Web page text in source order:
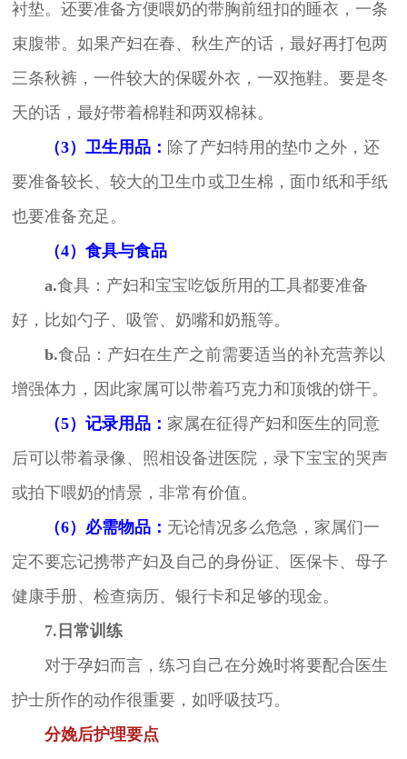
衬垫。还要准备方便喂奶的带胸前纽扣的睡衣，一条
束腹带。如果产妇在春、秋生产的话，最好再打包两
三条秋裤，一件较大的保暖外衣，一双拖鞋。要是冬
天的话，最好带着棉鞋和两双棉袜。
（3）卫生用品： 除了产妇特用的垫巾之外，还
要准备较长、较大的卫生巾或卫生棉，面巾纸和手纸
也要准备充足。
（4）食具与食品
a.食具：产妇和宝宝吃饭所用的工具都要准备
好，比如勺子、吸管、奶嘴和奶瓶等。
b.食品：产妇在生产之前需要适当的补充营养以
增强体力，因此家属可以带着巧克力和顶饿的饼干。
（5）记录用品： 家属在征得产妇和医生的同意
后可以带着录像、照相设备进医院，录下宝宝的哭声
或拍下喂奶的情景，非常有价值。
（6）必需物品： 无论情况多么危急，家属们一
定不要忘记携带产妇及自己的身份证、医保卡、母子
健康手册、检查病历、银行卡和足够的现金。
7.日常训练
对于孕妇而言，练习自己在分娩时将要配合医生
护士所作的动作很重要，如呼吸技巧。
分娩后护理要点